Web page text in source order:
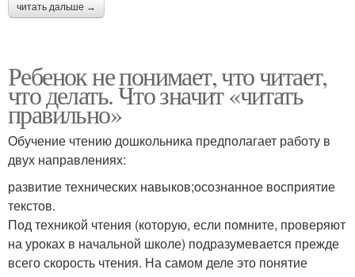
читать дальше →
Ребенок не понимает, что читает,
что делать. Что значит «читать
правильно»
Обучение чтению дошкольника предполагает работу в
двух направлениях:
развитие технических навыков;осознанное восприятие
текстов.
Под техникой чтения (которую, если помните, проверяют
на уроках в начальной школе) подразумевается прежде
всего скорость чтения. На самом деле это понятие